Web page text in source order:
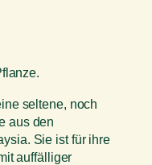
seltene, noch
aus den
Sie ist für ihre
auffälliger